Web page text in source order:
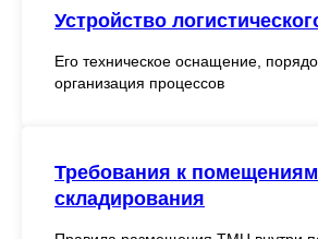
Устройство
Его техническое оснащение,
организация процессов
Требования к помещениям
складирования